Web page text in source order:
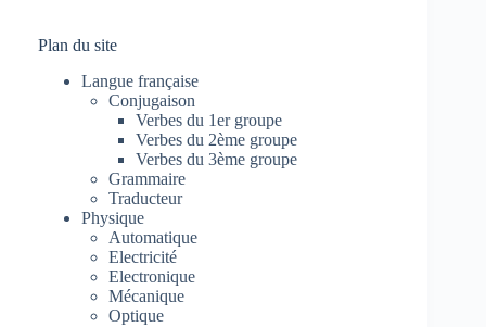
Plan du site
Langue française
Conjugaison
Verbes du 1er groupe
Verbes du 2ème groupe
Verbes du 3ème groupe
Grammaire
Traducteur
Physique
Automatique
Electricité
Electronique
Mécanique
Optique